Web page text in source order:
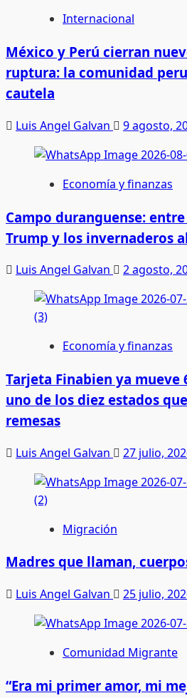
Internacional
México y Perú cierran
ruptura: la comunidad
cautela
Luis Angel Galvan 9 agosto,
Economía y finanzas
Campo duranguense:
Trump y los invernaderos
Luis Angel Galvan 2 agosto,
Economía y finanzas
Tarjeta Finabien ya mueve
uno de los diez estados
remesas
Luis Angel Galvan 27 julio,
Migración
Madres que llaman,
Luis Angel Galvan 25 julio,
Comunidad Migrante
“Era mi primer amor, mi